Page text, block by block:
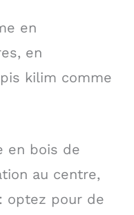
en
en
kilim comme
en bois de
au centre,
optez pour de